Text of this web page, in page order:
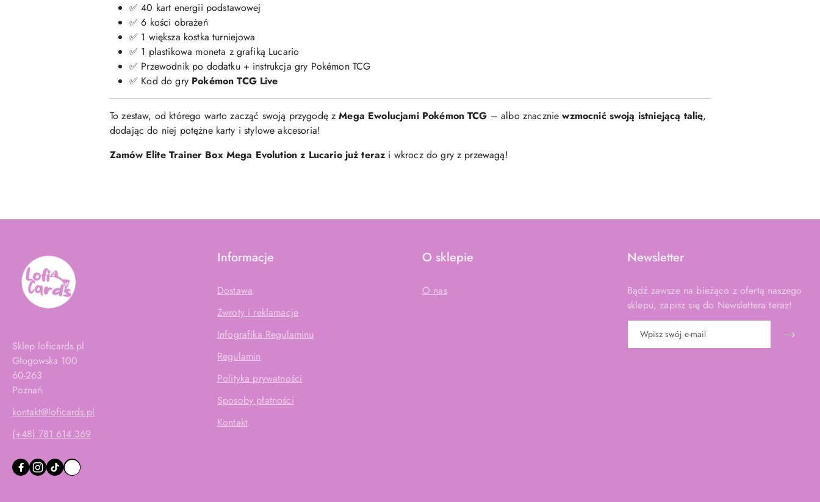
✅ 40 kart energii podstawowej
✅ 6 kości obrażeń
✅ 1 większa kostka turniejowa
✅ 1 plastikowa moneta z grafiką Lucario
✅ Przewodnik po dodatku + instrukcja gry Pokémon TCG
✅ Kod do gry Pokémon TCG Live
To zestaw, od którego warto zacząć swoją przygodę zMega Ewolucjami Pokémon TCG – albo znaczniewzmocnić swoją istniejącą talię,
dodając do niej potężne karty i stylowe akcesoria!
Zamów Elite Trainer Box Mega Evolution z Lucario już teraz i wkrocz do gry z przewagą!
Sklep loficards.pl
Głogowska 100
60-263
Poznań
kontakt@loficards.pl
(+48) 781 614 369
Informacje
Dostawa
Zwroty i reklamacje
Infografika Regulaminu
Regulamin
Polityka prywatności
Sposoby płatności
Kontakt
O sklepie
O nas
Newsletter
Bądź zawsze na bieżąco z ofertą naszego
sklepu, zapisz się do Newslettera teraz!